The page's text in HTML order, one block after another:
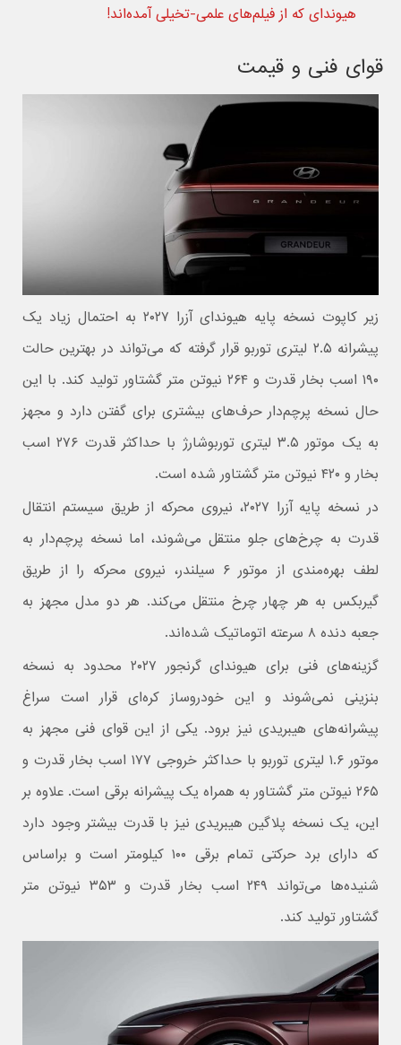
هیوندای که از فیلم‌های علمی-تخیلی آمده‌اند!
قوای فنی و قیمت
زیر کاپوت نسخه پایه هیوندای آزرا ۲۰۲۷ به احتمال زیاد یک
پیشرانه ۲.۵ لیتری توربو قرار گرفته که می‌تواند در بهترین حالت
۱۹۰ اسب بخار قدرت و ۲۶۴ نیوتن متر گشتاور تولید کند. با این
حال نسخه پرچم‌دار حرف‌های بیشتری برای گفتن دارد و مجهز
به یک موتور ۳.۵ لیتری توربوشارژ با حداکثر قدرت ۲۷۶ اسب
بخار و ۴۲۰ نیوتن متر گشتاور شده است.
در نسخه پایه آزرا ۲۰۲۷، نیروی محرکه از طریق سیستم انتقال
قدرت به چرخ‌های جلو منتقل می‌شوند، اما نسخه پرچم‌دار به
لطف بهره‌مندی از موتور ۶ سیلندر، نیروی محرکه را از طریق
گیربکس به هر چهار چرخ منتقل می‌کند. هر دو مدل مجهز به
جعبه دنده ۸ سرعته اتوماتیک شده‌اند.
گزینه‌های فنی برای هیوندای گرنجور ۲۰۲۷ محدود به نسخه
بنزینی نمی‌شوند و این خودروساز کره‌ای قرار است سراغ
پیشرانه‌های هیبریدی نیز برود. یکی از این قوای فنی مجهز به
موتور ۱.۶ لیتری توربو با حداکثر خروجی ۱۷۷ اسب بخار قدرت و
۲۶۵ نیوتن متر گشتاور به همراه یک پیشرانه برقی است. علاوه بر
این، یک نسخه پلاگین هیبریدی نیز با قدرت بیشتر وجود دارد
که دارای برد حرکتی تمام برقی ۱۰۰ کیلومتر است و براساس
شنیده‌ها می‌تواند ۲۴۹ اسب بخار قدرت و ۳۵۳ نیوتن متر
گشتاور تولید کند.